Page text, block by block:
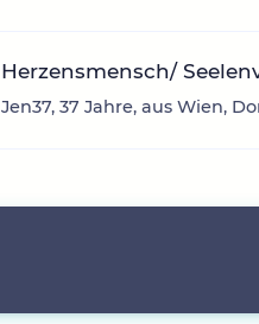
Herzensmensch/
Jen37, 37 Jahre, aus Wien,